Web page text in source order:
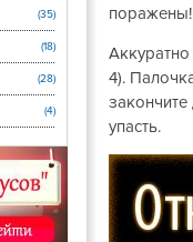
(35)
(18)
(28)
(4)
поражены!
4).
упасть.